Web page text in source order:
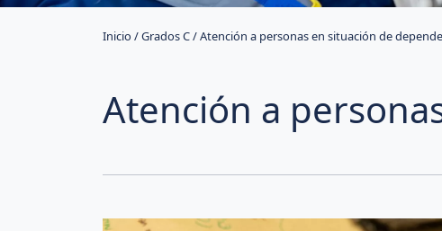
Inicio /Grados C/ Atención a personas en situación de
Atención a